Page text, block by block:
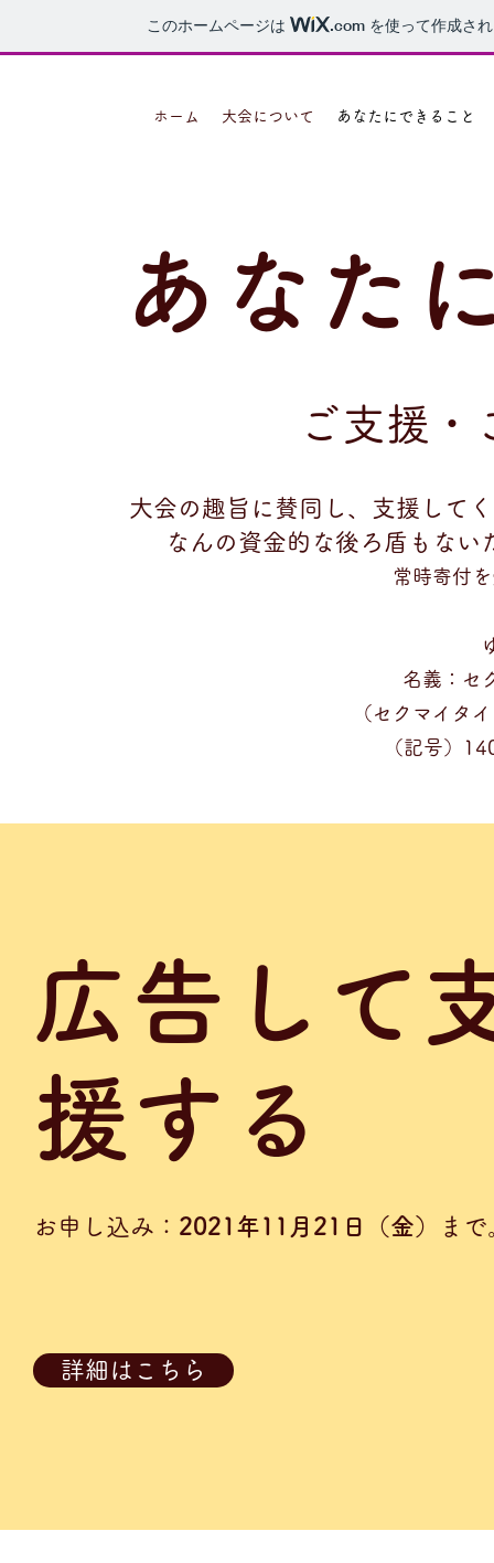
このホームページは .com を使って作成さ
ホーム 大会について あなたにできること
あなた
ご支援・
大会の趣旨に賛同し、支援して
なんの資金的な後ろ盾もな
常時寄付
名義：セ
（セクマイタ
（記号）
広告して
援する
お申し込み： 2021年11月21日（金） まで
詳細はこちら